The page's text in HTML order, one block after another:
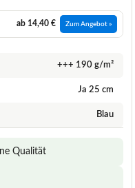
ab 14,40 € Zum Angebot »
+++ 190 g/m²
Ja 25 cm
Blau
Qualität